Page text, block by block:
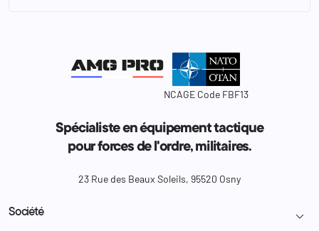
NCAGE Code FBF13
Spécialiste en équipement tactique
pour forces de l'ordre, militaires.
23 Rue des Beaux Soleils, 95520 Osny
Société 